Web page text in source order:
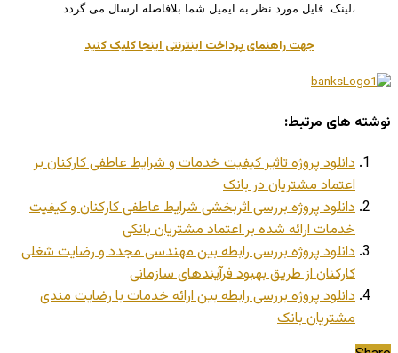
،لینک فایل مورد نظر به ایمیل شما بلافاصله ارسال می گردد.
جهت راهنمای پرداخت اینترنتی اینجا کلیک کنید
نوشته های مرتبط:
دانلود پروژه تاثیر کیفیت خدمات و شرایط عاطفی کارکنان بر
اعتماد مشتریان در بانک
دانلود پروژه بررسی اثربخشی شرایط عاطفی کارکنان و کیفیت
خدمات ارائه شده بر اعتماد مشتریان بانکی
دانلود پروژه بررسی رابطه بین مهندسی مجدد و رضایت شغلی
کارکنان از طریق بهبود فرآیندهای سازمانی
دانلود پروژه بررسی رابطه بین ارائه خدمات با رضایت مندی
مشتریان بانک